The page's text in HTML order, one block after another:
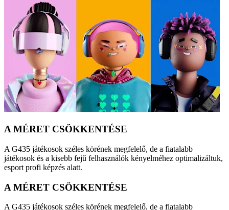
A MÉRET CSÖKKENTÉSE
A G435 játékosok széles körének megfelelő, de a fiatalabb
játékosok és a kisebb fejű felhasználók kényelméhez optimalizáltuk,
esport profi képzés alatt.
A MÉRET CSÖKKENTÉSE
A G435 játékosok széles körének megfelelő, de a fiatalabb